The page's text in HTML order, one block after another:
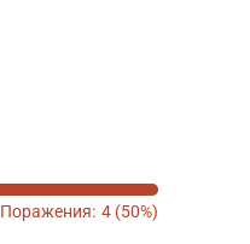
Поражения: 4 (50%)